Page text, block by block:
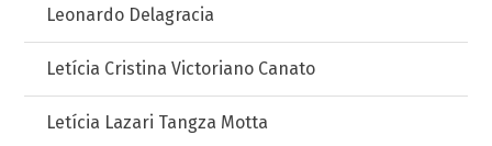
Leonardo Delagracia
Letícia Cristina Victoriano Canato
Letícia Lazari Tangza Motta